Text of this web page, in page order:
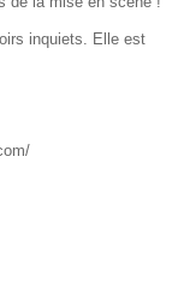
inquiets. Elle est